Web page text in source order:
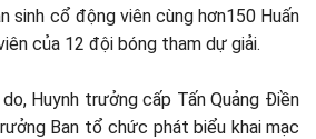
sinh cổ động viên cùng hơn150 Huấn
của 12 đội bóng tham dự giải.
Huynh trưởng cấp Tấn Quảng Điền
Ban tổ chức phát biểu khai mạc